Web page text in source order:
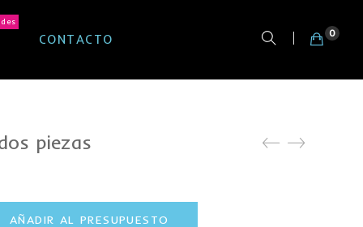
CONTACTO 0
piezas
AÑADIR AL PRESUPUESTO